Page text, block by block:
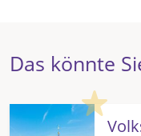
Das könnte